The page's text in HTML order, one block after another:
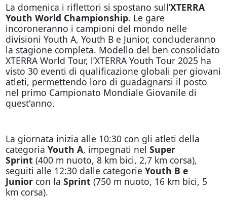
La domenica i riflettori si spostano sull’XTERRA
Youth World Championship. Le gare
incoroneranno i campioni del mondo nelle
divisioni Youth A, Youth B e Junior, concluderanno
la stagione completa. Modello del ben consolidato
XTERRA World Tour, l’XTERRA Youth Tour 2025 ha
visto 30 eventi di qualificazione globali per giovani
atleti, permettendo loro di guadagnarsi il posto
nel primo Campionato Mondiale Giovanile di
quest'anno.
La giornata inizia alle 10:30 con gli atleti della
categoria Youth A, impegnati nel Super
Sprint (400 m nuoto, 8 km bici, 2,7 km corsa),
seguiti alle 12:30 dalle categorie Youth B e
Juniorcon la Sprint (750 m nuoto, 16 km bici, 5
km corsa).